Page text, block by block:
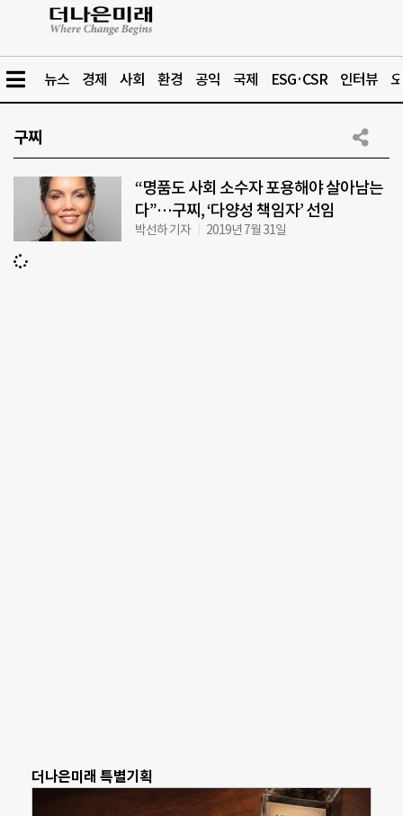
뉴스 경제 사회 환경 공익 국제 ESG·CSR 인터뷰
구찌
“명품도 사회 소수자 포용해야 살아남는
다”…구찌, ‘다양성 책임자’ 선임
박선하 기자 2019년 7월 31일
더나은미래 특별기획